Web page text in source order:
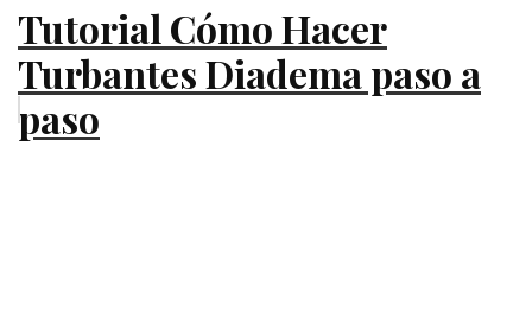
Tutorial Cómo Hacer
Turbantes Diadema paso a
paso